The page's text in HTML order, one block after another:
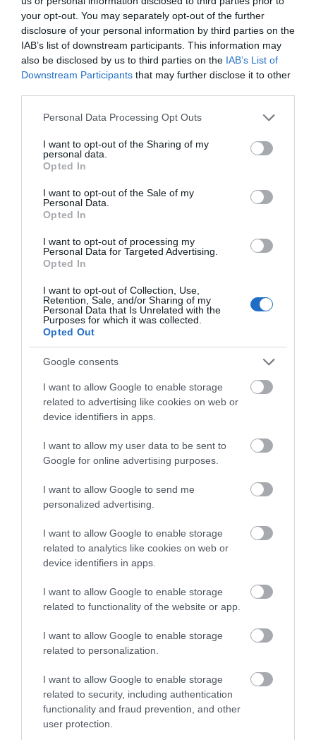
your opt-out. You may separately opt-out of the further
disclosure of your personal information by third parties on the
IAB’s list of downstream participants. This information may
also be disclosed by us to third parties on the IAB’s List of
Downstream Participants that may further disclose it to other
Please note that this website/app uses one or more Google
not limited to your visit or usage behaviour. You may click to
grant or deny consent to Google and its third-party tags to
use your data for below specified purposes in below Google
consent section.
Personal Data Processing Opt Outs
I want to opt-out of the Sharing of my
personal data.
Opted In
I want to opt-out of the Sale of my
Personal Data.
Opted In
I want to opt-out of processing my
Personal Data for Targeted Advertising.
Opted In
I want to opt-out of Collection, Use,
Retention, Sale, and/or Sharing of my
Personal Data that Is Unrelated with the
Purposes for which it was collected.
Opted Out
Google consents
I want to allow Google to enable storage
related to advertising like cookies on web or
device identifiers in apps.
I want to allow my user data to be sent to
Google for online advertising purposes.
I want to allow Google to send me
personalized advertising.
I want to allow Google to enable storage
related to analytics like cookies on web or
device identifiers in apps.
I want to allow Google to enable storage
related to functionality of the website or app.
I want to allow Google to enable storage
related to personalization.
I want to allow Google to enable storage
related to security, including authentication
functionality and fraud prevention, and other
user protection.
APPLE HOMEKIT
Anker EufyCam 2 ze wsparciem dla
HomeKit Secure Video
Apple AirTags na ostatniej
iOS
TOMASZ SZWAST
samochód smartfonem. A
dom?
31 MARCA 2020
Apple chce… inteligencji w sypialni
MIŁOSZ STARZEWSKI · 10 KWIETNIA 2020
APPLE HOMEKIT
Apple HomeKit –